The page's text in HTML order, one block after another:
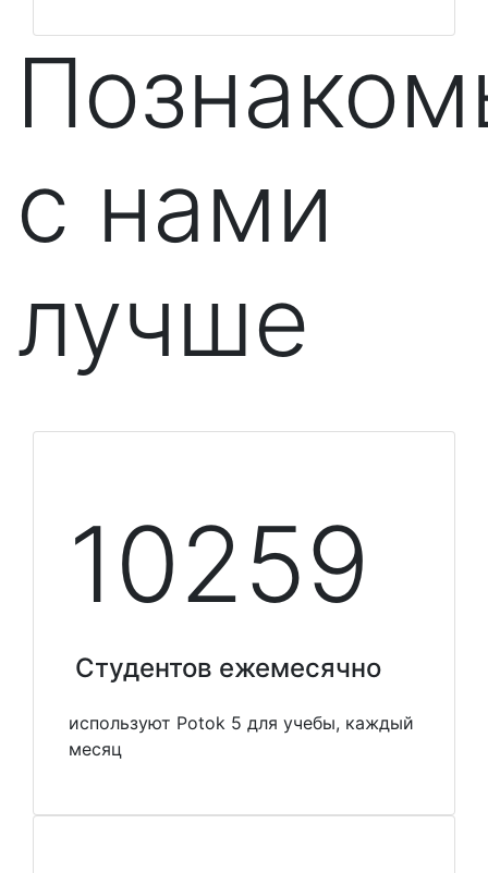
с нами
лучше
10348
Студентов ежемесячно
используют Potok 5 для учебы, каждый
месяц